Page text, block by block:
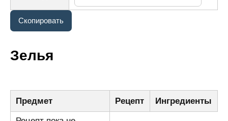
Зелья
Предмет Рецепт Ингредиенты